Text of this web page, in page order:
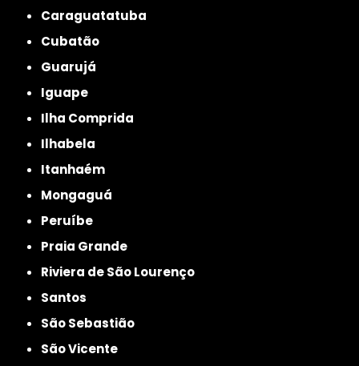
Caraguatatuba
Cubatão
Guarujá
Iguape
Ilha Comprida
Ilhabela
Itanhaém
Mongaguá
Peruíbe
Praia Grande
Riviera de São Lourenço
Santos
São Sebastião
São Vicente